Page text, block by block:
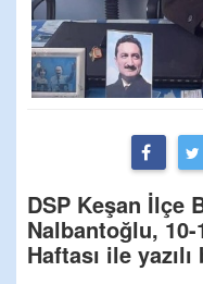
DSP Keşan İlçe
Nalbantoğlu,
Haftası ile